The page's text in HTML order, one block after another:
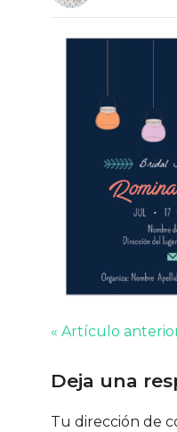
« Artículo
Deja una
Tu dirección de